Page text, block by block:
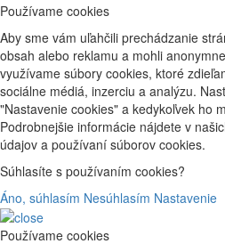
Používame cookies
Aby sme vám uľahčili prechádzanie
obsah alebo reklamu a mohli
využívame súbory cookies, ktoré
sociálne médiá, inzerciu a analýzu.
"Nastavenie cookies" a kedykoľvek ho
Podrobnejšie informácie nájdete v
údajov a používaní súborov cookies.
Súhlasíte s používaním cookies?
Áno, súhlasím Nesúhlasím Nastavenie
Používame cookies